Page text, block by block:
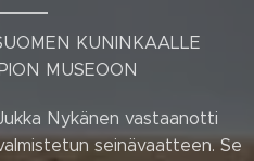
KUNINKAALLE
MUSEOON
Nykänen vastaanotti
seinävaatteen. Se